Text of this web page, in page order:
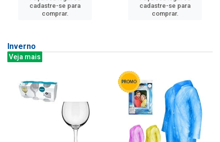
cadastre-se para
comprar.
cadastre-se para
comprar.
Inverno
Veja mais